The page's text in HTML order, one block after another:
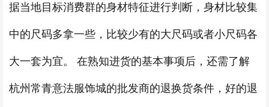
据当地目标消费群的身材特征进行判断，身材比较集
中的尺码多拿一些，比较少有的大尺码或者小尺码各
大一套为宜。 在熟知进货的基本事项后，还需了解
杭州常青意法服饰城的批发商的退换货条件，好的退